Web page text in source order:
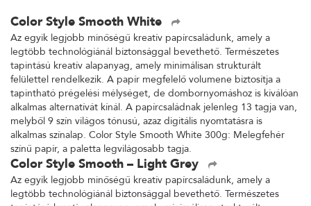
Color Style Smooth White
Az egyik legjobb minőségű kreatív papírcsaládunk, amely a
legtöbb technológiánál biztonsággal bevethető. Természetes
tapintású kreatív alapanyag, amely minimálisan strukturált
felülettel rendelkezik. A papír megfelelő volumene biztosítja a
tapintható prégelési mélységet, de dombornyomáshoz is kiválóan
alkalmas alternatívát kínál. A papírcsaládnak jelenleg 13 tagja van,
melyből 9 szín világos tónusú, azaz digitális nyomtatásra is
alkalmas színalap. Color Style Smooth White 300g: Melegfehér
színű papír, a paletta legvilágosabb tagja.
Color Style Smooth – Light Grey
Az egyik legjobb minőségű kreatív papírcsaládunk, amely a
legtöbb technológiánál biztonsággal bevethető. Természetes